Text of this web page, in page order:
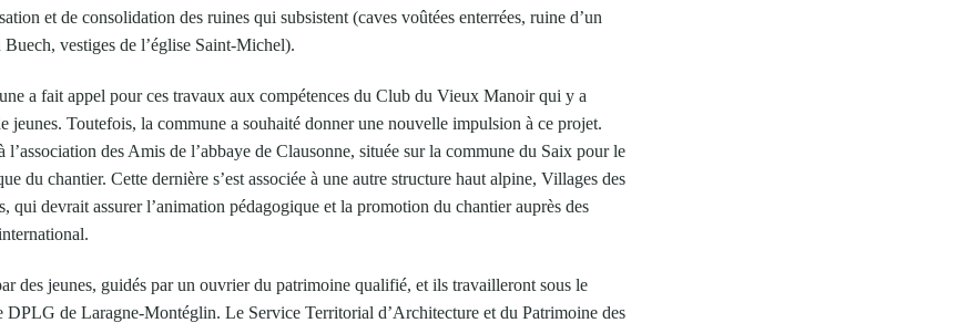
et de consolidation des ruines qui subsistent (caves voûtées enterrées, ruine d’un
vestiges de l’église Saint-Michel).
a fait appel pour ces travaux aux compétences du Club du Vieux Manoir qui y a
jeunes. Toutefois, la commune a souhaité donner une nouvelle impulsion à ce projet.
l’association des Amis de l’abbaye de Clausonne, située sur la commune du Saix pour le
du chantier. Cette dernière s’est associée à une autre structure haut alpine, Villages des
qui devrait assurer l’animation pédagogique et la promotion du chantier auprès des
des jeunes, guidés par un ouvrier du patrimoine qualifié, et ils travailleront sous le
DPLG de Laragne-Montéglin. Le Service Territorial d’Architecture et du Patrimoine des